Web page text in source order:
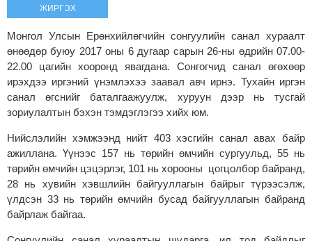
ЖИРГЭХ
Монгол Улсын Ерөнхийлөгчийн сонгуулийн санал хураалт
өнөөдөр буюу 2017 оны 6 дугаар сарын 26-ны өдрийн 07.00-
22.00 цагийн хооронд явагдана. Сонгогчид санал өгөхөөр
ирэхдээ иргэний үнэмлэхээ заавал авч ирнэ. Тухайн иргэн
санал өгснийг баталгаажуулж, хуруун дээр нь тусгай
зориулалтын бэхэн тэмдэглэгээ хийх юм.
Нийслэлийн хэмжээнд нийт 403 хэсгийн санал авах байр
ажиллана. Үүнээс 157 нь төрийн өмчийн сургуульд, 55 нь
төрийн өмчийн цэцэрлэг, 101 нь хорооны цогцолбор байранд,
28 нь хувийн хэвшлийн байгууллагын байрыг түрээсэлж,
үлдсэн 33 нь төрийн өмчийн бусад байгууллагын байранд
байрлаж байгаа.